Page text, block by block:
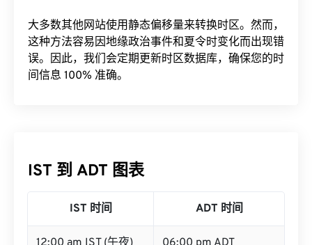
大多数其他网站使用静态偏移量来转换时区。然而，
这种方法容易因地缘政治事件和夏令时变化而出现错
误。因此，我们会定期更新时区数据库，确保您的时
间信息 100% 准确。
IST 到 ADT 图表
IST 时间 ADT 时间